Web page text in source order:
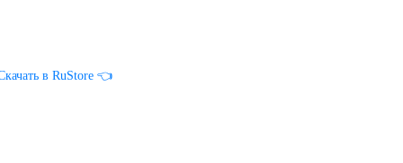
в RuStore 👈